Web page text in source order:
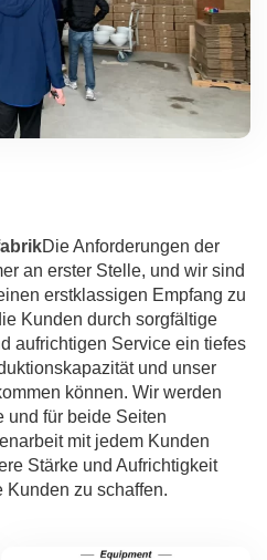
Die Anforderungen der
an erster Stelle, und wir sind
erstklassigen Empfang zu
Kunden durch sorgfältige
aufrichtigen Service ein tiefes
und unser
können. Wir werden
und für beide Seiten
mit jedem Kunden
Stärke und Aufrichtigkeit
Kunden zu schaffen.